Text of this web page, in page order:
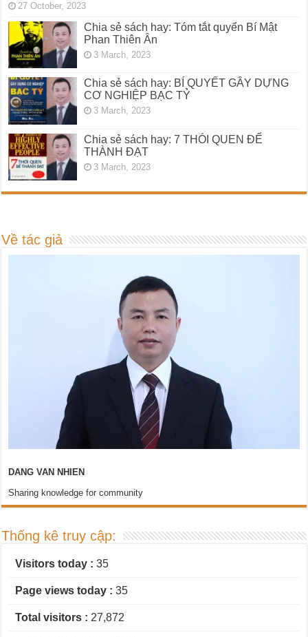
27 October, 2023
Chia sẻ sách hay: Tóm tắt quyển Bí Mật
Phan Thiên Ân
3 March, 2023
Chia sẻ sách hay: BÍ QUYẾT GÂY DỰNG
CƠ NGHIỆP BẠC TỶ
3 March, 2023
Chia sẻ sách hay: 7 THÓI QUEN ĐỂ
THÀNH ĐẠT
3 March, 2023
Về tác giả
DANG VAN NHIEN
Sharing knowledge for community
Thống kê truy cập:
Visitors today :35
Page views today :35
Total visitors : 27,872